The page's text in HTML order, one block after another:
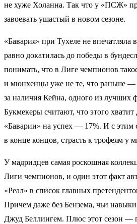
не хуже Холанна. Так что у «ПСЖ»
завоевать ушастый в новом сезоне.
«Бавария» при Тухеле не впечатляла
равно докатилась до победы в
понимать, что в Лиге чемпионов
и мюнхенцы уже не те, что раньше
за наличия Кейна, одного из лучших
Букмекеры считают, что этого
«Баварии» на успех — 17%. И с
в конце концов, страсть к трофеям у
У мадридцев самая роскошная
Лиги чемпионов, и один этот факт
«Реал» в список главных
Причем даже без Бензема, чьи навыки
Джуд Беллингем. Плюс этот сезон —